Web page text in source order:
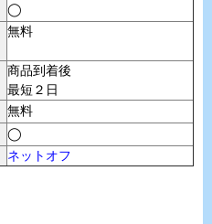
◯
無料
商品到着後
最短２日
無料
◯
ネットオフ